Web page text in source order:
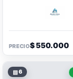
PRECIO$ 550.000
▧6